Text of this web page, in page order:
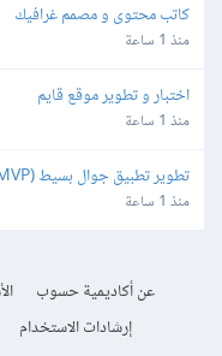
كاتب محتوى و مصمم غرافيك
منذ 1 ساعة
اختبار و تطوير موقع قايم
منذ 1 ساعة
تطوير تطبيق جوال بسيط (MVP) لقياس وحساب زوايا الكتف
منذ 1 ساعة
عن أكاديمية حسوب
إرشادات الاستخدام